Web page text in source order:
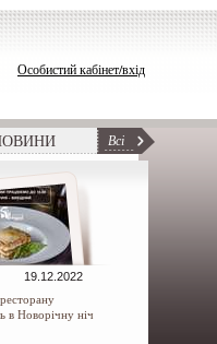
Особистий кабінет/вхід
Всі
19.12.2022
в Новорічну ніч